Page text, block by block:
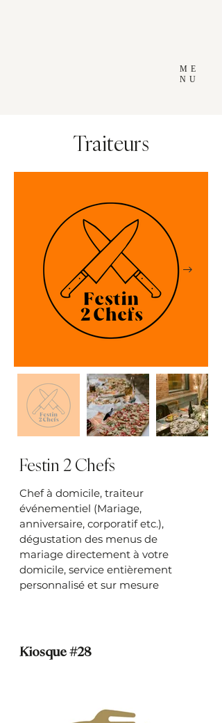
ME
NU
Traiteurs
Festin 2 Chefs
Chef à domicile, traiteur
événementiel (Mariage,
anniversaire, corporatif etc.),
dégustation des menus de
mariage directement à votre
domicile, service entièrement
personnalisé et sur mesure
Kiosque #28